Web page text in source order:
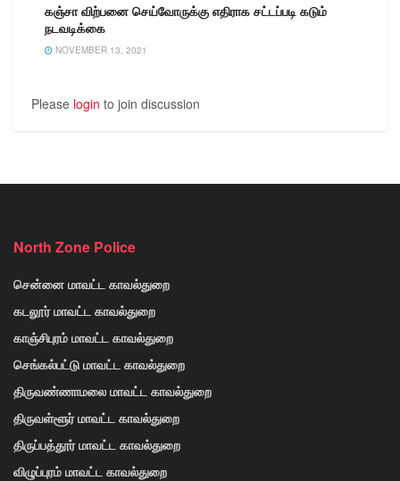
கஞ்சா விற்பனை செய்வோருக்கு எதிராக சட்டப்படி கடும்
நடவடிக்கை
NOVEMBER 13, 2021
Please login to join discussion
North Zone Police
சென்னை மாவட்ட காவல்துறை
கடலூர் மாவட்ட காவல்துறை
காஞ்சிபுரம் மாவட்ட காவல்துறை
செங்கல்பட்டு மாவட்ட காவல்துறை
திருவண்ணாமலை மாவட்ட காவல்துறை
திருவள்ளூர் மாவட்ட காவல்துறை
திருப்பத்தூர் மாவட்ட காவல்துறை
விழுப்புரம் மாவட்ட காவல்துறை